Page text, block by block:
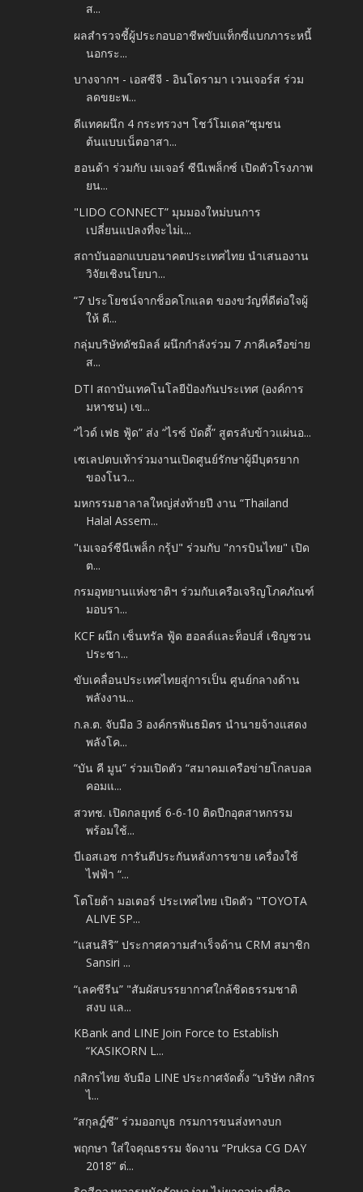
ส...
ผลสำรวจชี้ผู้ประกอบอาชีพขับแท็กซี่แบกภาระหนี้
นอกระ...
บางจากฯ - เอสซีจี - อินโดรามา เวนเจอร์ส ร่วม
ลดขยะพ...
ดีแทคผนึก 4 กระทรวงฯ โชว์โมเดล“ชุมชน
ต้นแบบเน็ตอาสา...
ฮอนด้า ร่วมกับ เมเจอร์ ซีนีเพล็กซ์ เปิดตัวโรงภาพ
ยน...
"LIDO CONNECT” มุมมองใหม่บนการ
เปลี่ยนแปลงที่จะไม่เ...
สถาบันออกแบบอนาคตประเทศไทย นำเสนองาน
วิจัยเชิงนโยบา...
“7 ประโยชน์จากช็อคโกแลต ของขวํญที่ดีต่อใจผู้
ให้ ดี...
กลุ่มบริษัทดัชมิลล์ ผนึกกำลังร่วม 7 ภาคีเครือข่าย
ส...
DTI สถาบันเทคโนโลยีป้องกันประเทศ (องค์การ
มหาชน) เข...
“ไวด์ เฟธ ฟู้ด” ส่ง “ไรซ์ บัดดี้” สูตรลับข้าวแผ่นอ...
เซเลปตบเท้าร่วมงานเปิดศูนย์รักษาผู้มีบุตรยาก
ของโนว...
มหกรรมฮาลาลใหญ่ส่งท้ายปี งาน “Thailand
Halal Assem...
"เมเจอร์ซีนีเพล็ก กรุ้ป" ร่วมกับ "การบินไทย" เปิด
ต...
กรมอุทยานแห่งชาติฯ ร่วมกับเครือเจริญโภคภัณฑ์
มอบรา...
KCF ผนึก เซ็นทรัล ฟู้ด ฮอลล์และท็อปส์ เชิญชวน
ประชา...
ขับเคลื่อนประเทศไทยสู่การเป็น ศูนย์กลางด้าน
พลังงาน...
ก.ล.ต. จับมือ 3 องค์กรพันธมิตร นำนายจ้างแสดง
พลังโค...
“บัน คี มูน” ร่วมเปิดตัว “สมาคมเครือข่ายโกลบอล
คอมแ...
สวทช. เปิดกลยุทธ์ 6-6-10 ติดปีกอุตสาหกรรม
พร้อมใช้...
บีเอสเอช การันตีประกันหลังการขาย เครื่องใช้
ไฟฟ้า “...
โตโยต้า มอเตอร์ ประเทศไทย เปิดตัว "TOYOTA
ALIVE SP...
“แสนสิริ” ประกาศความสำเร็จด้าน CRM สมาชิก
Sansiri ...
“เลคซีรีน” "สัมผัสบรรยากาศใกล้ชิดธรรมชาติ
สงบ แล...
KBank and LINE Join Force to Establish
“KASIKORN L...
กสิกรไทย จับมือ LINE ประกาศจัดตั้ง “บริษัท กสิกร
ไ...
“สกุลฎ์ซี” ร่วมออกบูธ กรมการขนส่งทางบก
พฤกษา ใส่ใจคุณธรรม จัดงาน “Pruksa CG DAY
2018” ต่...